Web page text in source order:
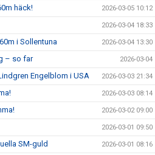
häck! 2026-03-05 10:12
2026-03-04 18:33
i Sollentuna 2026-03-04 13:30
– so far 2026-03-04
Engelblom i USA 2026-03-03 21:34
2026-03-03 08:14
2026-03-02 09:00
2026-03-01 09:50
SM-guld 2026-03-01 08:16